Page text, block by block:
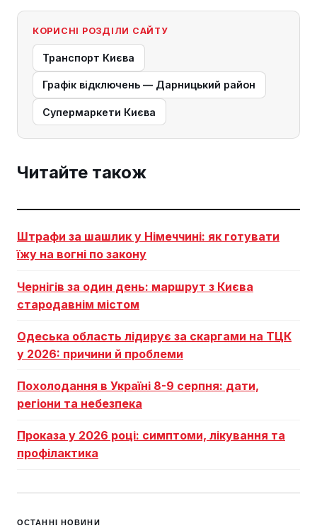
КОРИСНІ РОЗДІЛИ САЙТУ
Транспорт Києва
Графік відключень — Дарницький район
Супермаркети Києва
Читайте також
Штрафи за шашлик у Німеччині: як готувати
їжу на вогні по закону
Чернігів за один день: маршрут з Києва
стародавнім містом
Одеська область лідирує за скаргами на ТЦК
у 2026: причини й проблеми
Похолодання в Україні 8-9 серпня: дати,
регіони та небезпека
Проказа у 2026 році: симптоми, лікування та
профілактика
ОСТАННІ НОВИНИ